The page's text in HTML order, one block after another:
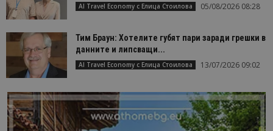
AI Travel Economy с Елица Стоилова 05/08/2026 08:28
Тим Браун: Хотелите губят пари заради грешки в
данните и липсващи...
AI Travel Economy с Елица Стоилова 13/07/2026 09:02